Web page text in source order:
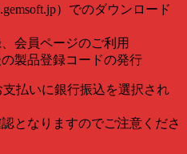
）でのダウンロード
会員ページのご利用
製品登録コードの発行
払いに銀行振込を選択され
となりますのでご注意くださ